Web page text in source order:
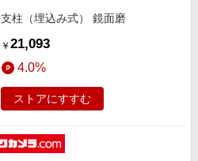
支柱（埋込み式） 鏡面磨
￥ 21,093
4.0%
ストアにすすむ